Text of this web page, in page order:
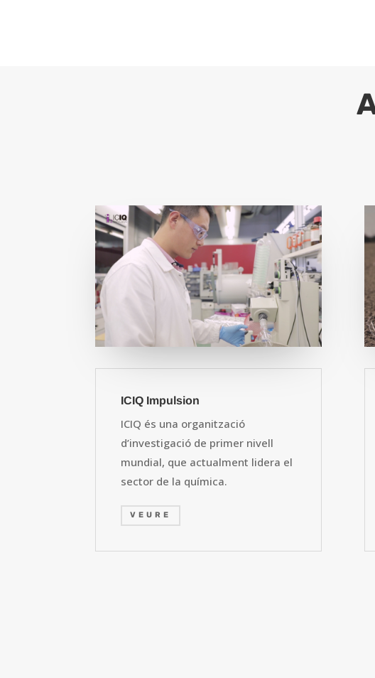
ICIQ Impulsion
ICIQ és una organització
d’investigació de primer nivell
mundial, que actualment lidera el
sector de la química.
VEURE